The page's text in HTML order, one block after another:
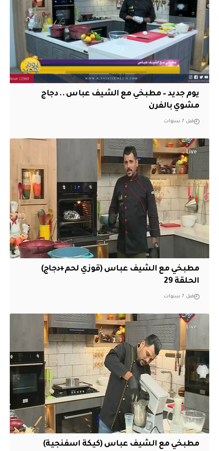
يوم جديد – مطبخي مع الشيف عباس .. دجاج
مشوي بالفرن
قبل 7 سنوات
مطبخي مع الشيف عباس (قوزي لحم+دجاج)
الحلقة 29
قبل 7 سنوات
مطبخي مع الشيف عباس (كيكة اسفنجية)